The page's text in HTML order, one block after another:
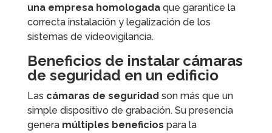
una empresa homologada que garantice la
correcta instalación y legalización de los
sistemas de videovigilancia.
Beneficios de instalar cámaras
de seguridad en un edificio
Las cámaras de seguridad son más que un
simple dispositivo de grabación. Su presencia
genera múltiples beneficios para la